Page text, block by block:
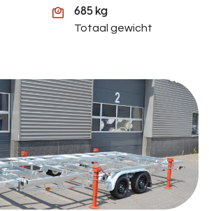
685 kg
Totaal gewicht